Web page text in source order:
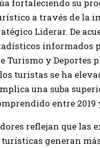
fortaleciendo su
a través de la
Liderar. De
informados
Turismo y Deportes
turistas se ha
una suba
entre 2019
reflejan que las
generan